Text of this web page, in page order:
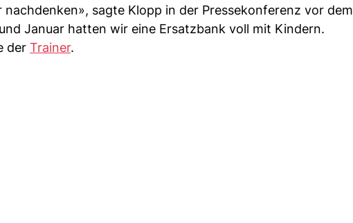
sagte Klopp in der Pressekonferenz vor dem
Januar hatten wir eine Ersatzbank voll mit Kindern.
der Trainer.